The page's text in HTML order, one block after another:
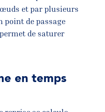
et par plusieurs
point de passage
de saturer
en temps